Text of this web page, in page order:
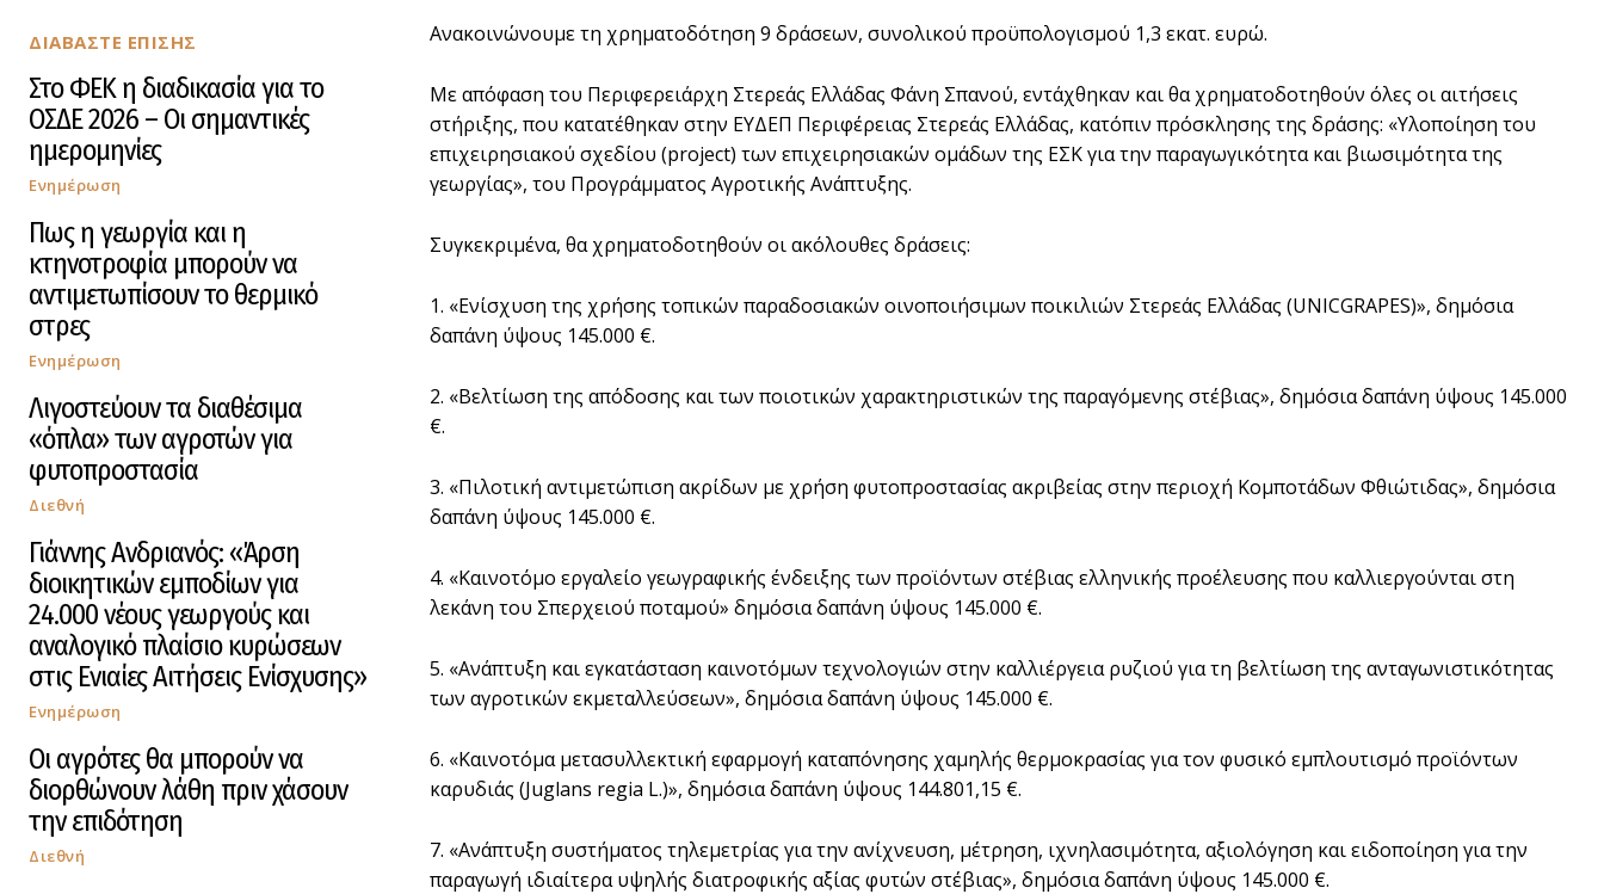
ΔΙΑΒΑΣΤΕ ΕΠΙΣΗΣ
Στο ΦΕΚ η διαδικασία για το
ΟΣΔΕ 2026 – Οι σημαντικές
ημερομηνίες
Ενημέρωση
Πως η γεωργία και η
κτηνοτροφία μπορούν να
αντιμετωπίσουν το θερμικό
στρες
Ενημέρωση
Λιγοστεύουν τα διαθέσιμα
«όπλα» των αγροτών για
φυτοπροστασία
Διεθνή
Γιάννης Ανδριανός: «Άρση
διοικητικών εμποδίων για
24.000 νέους γεωργούς και
αναλογικό πλαίσιο κυρώσεων
στις Ενιαίες Αιτήσεις Ενίσχυσης»
Ενημέρωση
Οι αγρότες θα μπορούν να
διορθώνουν λάθη πριν χάσουν
την επιδότηση
Διεθνή
Ανακοινώνουμε τη χρηματοδότηση 9 δράσεων, συνολικού προϋπολογισμού 1,3 εκατ. ευρώ.
Με απόφαση του Περιφερειάρχη Στερεάς Ελλάδας Φάνη Σπανού, εντάχθηκαν και θα χρηματοδοτηθούν όλες οι αιτήσεις
στήριξης, που κατατέθηκαν στην ΕΥΔΕΠ Περιφέρειας Στερεάς Ελλάδας, κατόπιν πρόσκλησης της δράσης: «Υλοποίηση του
επιχειρησιακού σχεδίου (project) των επιχειρησιακών ομάδων της ΕΣΚ για την παραγωγικότητα και βιωσιμότητα της
γεωργίας», του Προγράμματος Αγροτικής Ανάπτυξης.
Συγκεκριμένα, θα χρηματοδοτηθούν οι ακόλουθες δράσεις:
1. «Ενίσχυση της χρήσης τοπικών παραδοσιακών οινοποιήσιμων ποικιλιών Στερεάς Ελλάδας (UNICGRAPES)», δημόσια
δαπάνη ύψους 145.000 €.
2. «Βελτίωση της απόδοσης και των ποιοτικών χαρακτηριστικών της παραγόμενης στέβιας», δημόσια δαπάνη ύψους 145.000
€.
3. «Πιλοτική αντιμετώπιση ακρίδων με χρήση φυτοπροστασίας ακριβείας στην περιοχή Κομποτάδων Φθιώτιδας», δημόσια
δαπάνη ύψους 145.000 €.
4. «Καινοτόμο εργαλείο γεωγραφικής ένδειξης των προϊόντων στέβιας ελληνικής προέλευσης που καλλιεργούνται στη
λεκάνη του Σπερχειού ποταμού» δημόσια δαπάνη ύψους 145.000 €.
5. «Ανάπτυξη και εγκατάσταση καινοτόμων τεχνολογιών στην καλλιέργεια ρυζιού για τη βελτίωση της ανταγωνιστικότητας
των αγροτικών εκμεταλλεύσεων», δημόσια δαπάνη ύψους 145.000 €.
6. «Καινοτόμα μετασυλλεκτική εφαρμογή καταπόνησης χαμηλής θερμοκρασίας για τον φυσικό εμπλουτισμό προϊόντων
καρυδιάς (Juglans regia L.)», δημόσια δαπάνη ύψους 144.801,15 €.
7. «Ανάπτυξη συστήματος τηλεμετρίας για την ανίχνευση, μέτρηση, ιχνηλασιμότητα, αξιολόγηση και ειδοποίηση για την
παραγωγή ιδιαίτερα υψηλής διατροφικής αξίας φυτών στέβιας», δημόσια δαπάνη ύψους 145.000 €.